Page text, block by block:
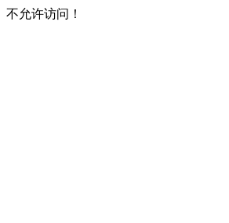
不允许访问！